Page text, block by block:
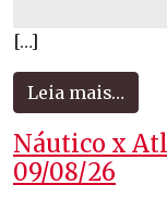
[…]
Leia mais…
Náutico x
09/08/26